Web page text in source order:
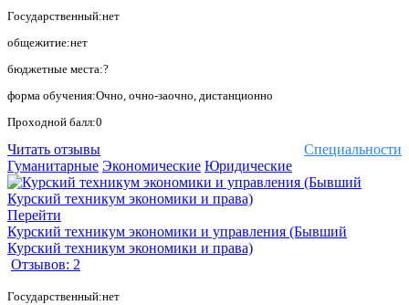
Государственный:нет
общежитие:нет
бюджетные места:?
форма обучения:Очно, очно-заочно, дистанционно
Проходной балл:0
Специальности
Читать отзывы
Гуманитарные Экономические Юридические
Перейти
Курский техникум экономики и управления (Бывший
Курский техникум экономики и права)
Отзывов: 2
Государственный:нет